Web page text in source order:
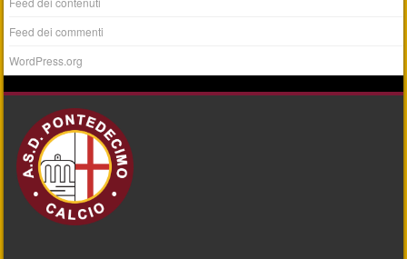
Feed dei commenti
WordPress.org